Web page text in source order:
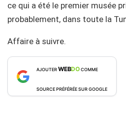
ce qui a été le premier musée
probablement, dans toute la
Affaire à suivre.
AJOUTERWEBDOCOMME
SOURCE PRÉFÉRÉE SUR GOOGLE